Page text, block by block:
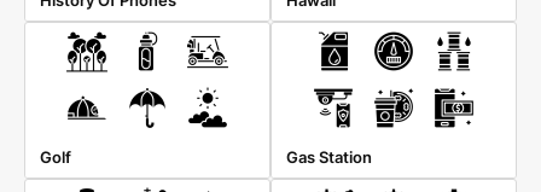
Golf Gas Station